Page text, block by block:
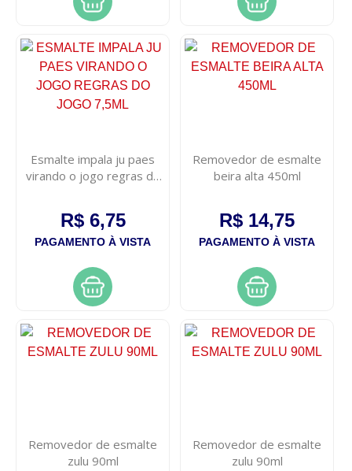
Esmalte impala ju paes
virando o jogo regras do
R$ 6,75
PAGAMENTO À VISTA
Removedor de esmalte
beira alta 450ml
R$ 14,75
PAGAMENTO À VISTA
Removedor de esmalte
zulu 90ml
Removedor de esmalte
zulu 90ml